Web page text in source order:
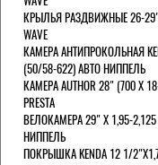
КРЫЛЬЯ РАЗДВИЖНЫЕ 26-
WAVE
КАМЕРА АНТИПРОКОЛЬНАЯ
(50/58-622) АВТО НИППЕЛЬ
КАМЕРА AUTHOR 28" (700 Х
PRESTA
ВЕЛОКАМЕРА 29" X 1,95-
НИППЕЛЬ
ПОКРЫШКА KENDA 12 1/